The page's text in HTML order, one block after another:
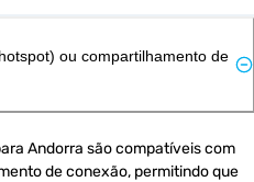
ou compartilhamento de
Andorra são compatíveis com
de conexão, permitindo que